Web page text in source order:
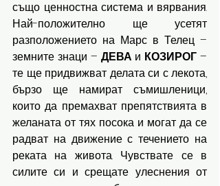
също ценностна система и вярвания.
Най-положително ще усетят
разположението на Марс в Телец –
земните знаци – ДЕВА и КОЗИРОГ –
те ще придвижват делата си с лекота,
бързо ще намират съмишленици,
които да премахват препятствията в
желаната от тях посока и могат да се
радват на движение с течението на
реката на живота. Чувствате се в
силите си и срещате улеснения от